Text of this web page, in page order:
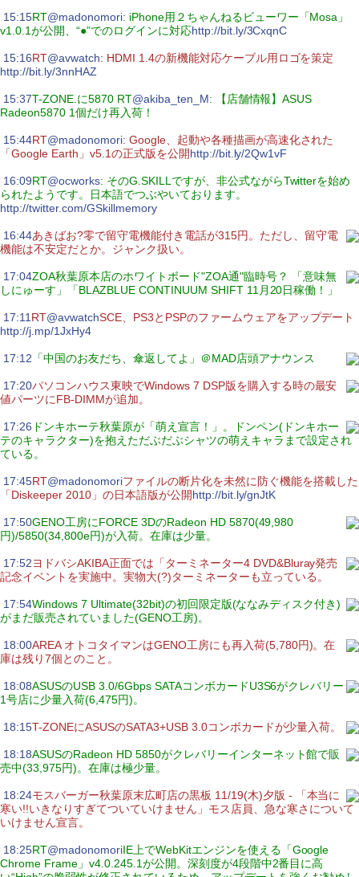
15:15RT@madonomori: iPhone用２ちゃんねるビューワー「Mosa」
v1.0.1が公開、“●”でのログインに対応http://bit.ly/3CxqnC
15:16RT@avwatch: HDMI 1.4の新機能対応ケーブル用ロゴを策定
http://bit.ly/3nnHAZ
15:37T-ZONE.に5870 RT@akiba_ten_M: 【店舗情報】ASUS
Radeon5870 1個だけ再入荷！
15:44RT@madonomori: Google、起動や各種描画が高速化された
「Google Earth」v5.1の正式版を公開http://bit.ly/2Qw1vF
16:09RT@ocworks: そのG.SKILLですが、非公式ながらTwitterを始め
られたようです。日本語でつぶやいております。
http://twitter.com/GSkillmemory
16:44あきばお?零で留守電機能付き電話が315円。ただし、留守電
機能は不安定だとか。ジャンク扱い。
17:04ZOA秋葉原本店のホワイトボード"ZOA通"臨時号？ 「意味無
しにゅーす」「BLAZBLUE CONTINUUM SHIFT 11月20日稼働！」
17:11 RT@avwatchSCE、PS3とPSPのファームウェアをアップデート
http://j.mp/1JxHy4
17:12 「中国のお友だち、傘返してよ」＠MAD店頭アナウンス
17:20パソコンハウス東映でWindows 7 DSP版を購入する時の最安
値パーツにFB-DIMMが追加。
17:26 ドンキホーテ秋葉原が「萌え宣言！」。ドンペン(ドンキホー
テのキャラクター)を抱えただぶだぶシャツの萌えキャラまで設定され
ている。
17:45RT@madonomoriファイルの断片化を未然に防ぐ機能を搭載した
「Diskeeper 2010」の日本語版が公開http://bit.ly/gnJtK
17:50GENO工房にFORCE 3DのRadeon HD 5870(49,980
円)/5850(34,800e円)が入荷。在庫は少量。
17:52ヨドバシAKIBA正面では「ターミネーター4 DVD&Bluray発売
記念イベントを実施中。実物大(?)ターミネーターも立っている。
17:54Windows 7 Ultimate(32bit)の初回限定版(ななみディスク付き)
がまだ販売されていました(GENO工房)。
18:00AREA オトコタイマンはGENO工房にも再入荷(5,780円)。在
庫は残り7個とのこと。
18:08ASUSのUSB 3.0/6Gbps SATAコンボカードU3S6がクレバリー
1号店に少量入荷(6,475円)。
18:15T-ZONEにASUSのSATA3+USB 3.0コンボカードが少量入荷。
18:18ASUSのRadeon HD 5850がクレバリーインターネット館で販
売中(33,975円)。在庫は極少量。
18:24モスバーガー秋葉原末広町店の黒板 11/19(木)夕版 - 「本当に
寒い!!いきなりすぎてついていけません」モス店員、急な寒さについて
いけません宣言。
18:25RT@madonomoriIE上でWebKitエンジンを使える「Google
Chrome Frame」v4.0.245.1が公開。深刻度が4段階中2番目に高